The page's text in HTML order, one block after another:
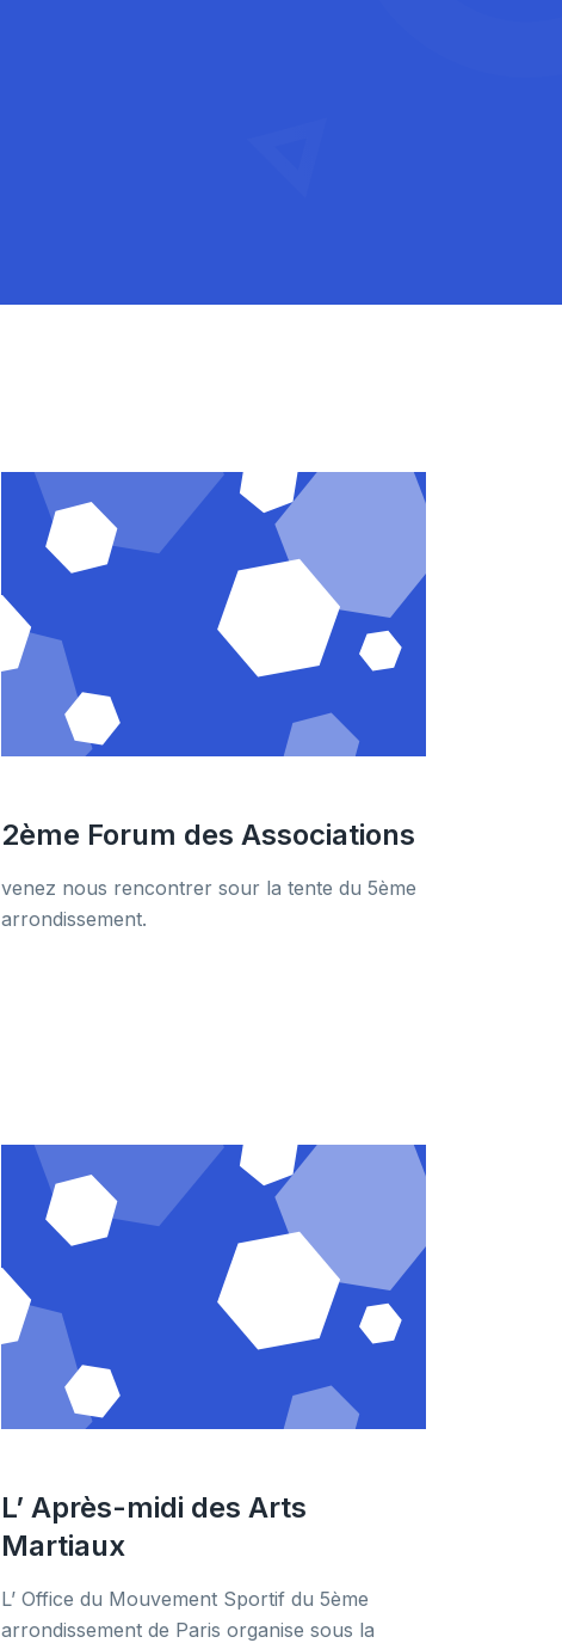
2ème Forum des Associations
venez nous rencontrer sour la tente du 5ème
arrondissement.
L’ Après-midi des Arts
Martiaux
L’ Office du Mouvement Sportif du 5ème
arrondissement de Paris organise sous la